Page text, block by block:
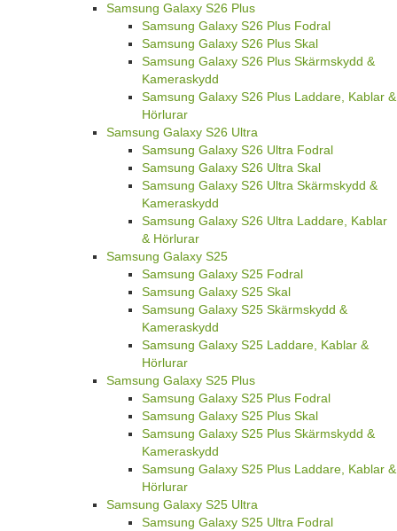
Samsung Galaxy S26 Plus
Samsung Galaxy S26 Plus Fodral
Samsung Galaxy S26 Plus Skal
Samsung Galaxy S26 Plus Skärmskydd &
Kameraskydd
Samsung Galaxy S26 Plus Laddare, Kablar &
Hörlurar
Samsung Galaxy S26 Ultra
Samsung Galaxy S26 Ultra Fodral
Samsung Galaxy S26 Ultra Skal
Samsung Galaxy S26 Ultra Skärmskydd &
Kameraskydd
Samsung Galaxy S26 Ultra Laddare, Kablar
& Hörlurar
Samsung Galaxy S25
Samsung Galaxy S25 Fodral
Samsung Galaxy S25 Skal
Samsung Galaxy S25 Skärmskydd &
Kameraskydd
Samsung Galaxy S25 Laddare, Kablar &
Hörlurar
Samsung Galaxy S25 Plus
Samsung Galaxy S25 Plus Fodral
Samsung Galaxy S25 Plus Skal
Samsung Galaxy S25 Plus Skärmskydd &
Kameraskydd
Samsung Galaxy S25 Plus Laddare, Kablar &
Hörlurar
Samsung Galaxy S25 Ultra
Samsung Galaxy S25 Ultra Fodral